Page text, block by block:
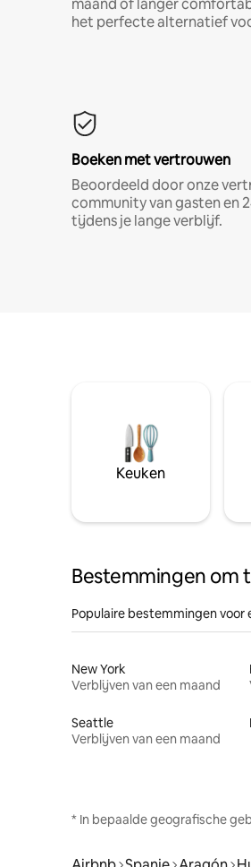
maand of langer
het perfecte alternatief
Boeken met vertrouwen
Beoordeeld door onze
community van gasten en
tijdens je lange verblijf.
Keuken
Bestemmingen om
Populaire bestemmingen voor
New York
Verblijven van een maand
Seattle
Verblijven van een maand
* In bepaalde geografische